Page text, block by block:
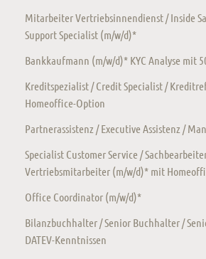
Mitarbeiter Vertriebsinnendienst / Inside
Support Specialist (m/w/d)*
Bankkaufmann (m/w/d)* KYC Analyse mit
Kreditspezialist / Credit Specialist /
Homeoffice-Option
Partnerassistenz / Executive Assistenz /
Specialist Customer Service /
Vertriebsmitarbeiter (m/w/d)* mit
Office Coordinator (m/w/d)*
Bilanzbuchhalter / Senior Buchhalter /
DATEV-Kenntnissen